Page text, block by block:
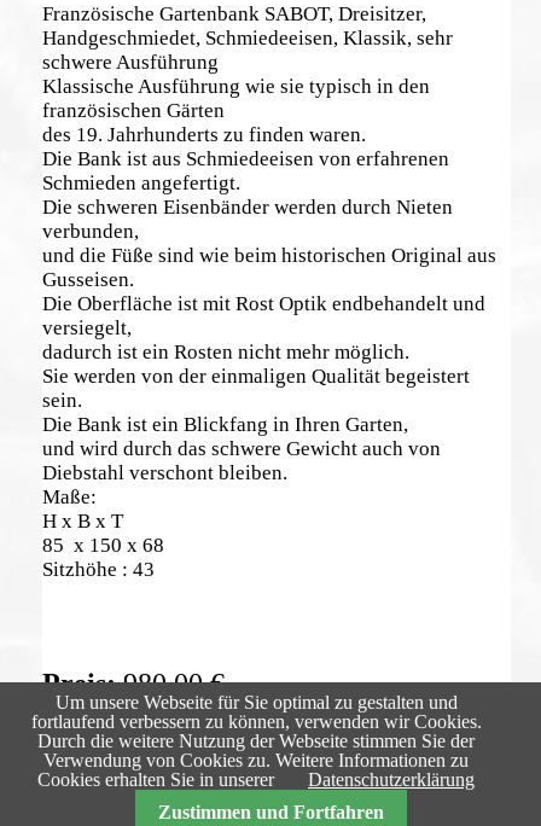
Französische Gartenbank SABOT, Dreisitzer,
Handgeschmiedet, Schmiedeeisen, Klassik, sehr
schwere Ausführung
Klassische Ausführung wie sie typisch in den
französischen Gärten
des 19. Jahrhunderts zu finden waren.
Die Bank ist aus Schmiedeeisen von erfahrenen
Schmieden angefertigt.
Die schweren Eisenbänder werden durch Nieten
verbunden,
und die Füße sind wie beim historischen Original aus
Gusseisen.
Die Oberfläche ist mit Rost Optik endbehandelt und
versiegelt,
dadurch ist ein Rosten nicht mehr möglich.
Sie werden von der einmaligen Qualität begeistert
sein.
Die Bank ist ein Blickfang in Ihren Garten,
und wird durch das schwere Gewicht auch von
Diebstahl verschont bleiben.
Maße:
H x B x T
85 x 150 x 68
Sitzhöhe : 43
980,00€
Zurück
Um unsere Webseite für Sie optimal zu gestalten und
fortlaufend verbessern zu können, verwenden wir Cookies.
Durch die weitere Nutzung der Webseite stimmen Sie der
Verwendung von Cookies zu. Weitere Informationen zu
Cookies erhalten Sie in unserer
Datenschutzerklärung
Zustimmen und Fortfahren